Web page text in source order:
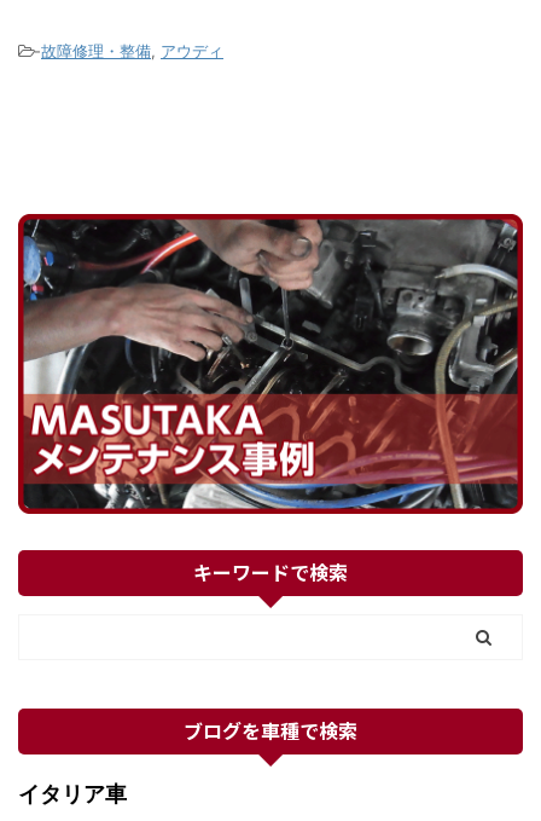
ませ
が大量に出てきます。 この液剤がパン
-故障修理・整備, アウディ
キーワードで検索
ブログを車種で検索
イタリア車